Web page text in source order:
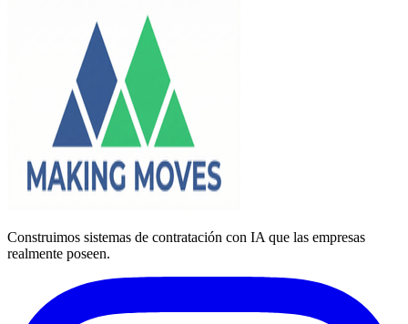
Construimos sistemas de contratación con IA que las empresas
realmente poseen.